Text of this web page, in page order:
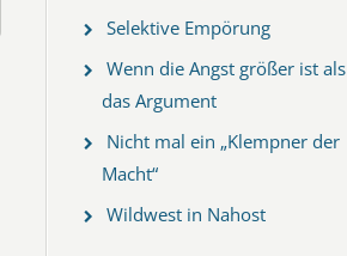
Selektive Empörung
Wenn die Angst größer ist als
das Argument
Nicht mal ein „Klempner der
Macht“
Wildwest in Nahost